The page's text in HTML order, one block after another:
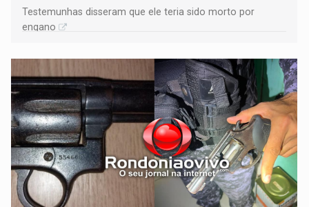
Testemunhas disseram que ele teria sido morto por
engano